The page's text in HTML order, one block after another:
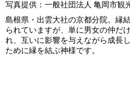
写真提供：一般社団法人 亀岡市観
島根県・出雲大社の京都分院。縁
られていますが、単に男女の仲だ
れ、互いに影響を与えながら成長
ために縁を結ぶ神様です。